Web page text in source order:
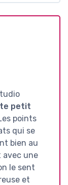
petit
points
qui se
bien au
une
le sent
et